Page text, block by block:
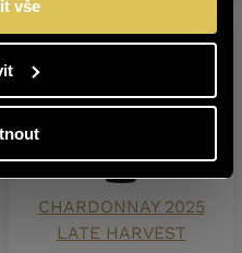
vše
CHARDONNAY 2025
LATE HARVEST